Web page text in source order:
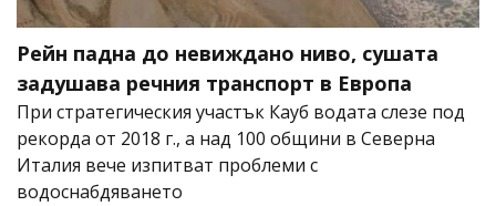
Рейн падна до невиждано ниво, сушата
задушава речния транспорт в Европа
При стратегическия участък Кауб водата слезе под
рекорда от 2018 г., а над 100 общини в Северна
Италия вече изпитват проблеми с
водоснабдяването